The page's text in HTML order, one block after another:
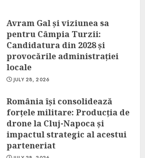
Avram Gal și viziunea sa
pentru Câmpia Turzii:
Candidatura din 2028 și
provocările administrației
locale
JULY 28, 2026
România își consolidează
forțele militare: Producția de
drone la Cluj-Napoca și
impactul strategic al acestui
parteneriat